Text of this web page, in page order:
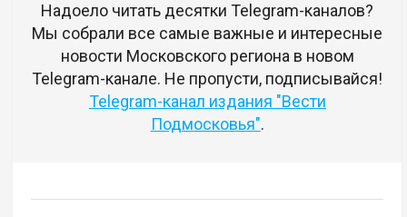
Надоело читать десятки Telegram-каналов?
Мы собрали все самые важные и интересные
новости Московского региона в новом
Telegram-канале. Не пропусти, подписывайся!
Telegram-канал издания "Вести
Подмосковья".